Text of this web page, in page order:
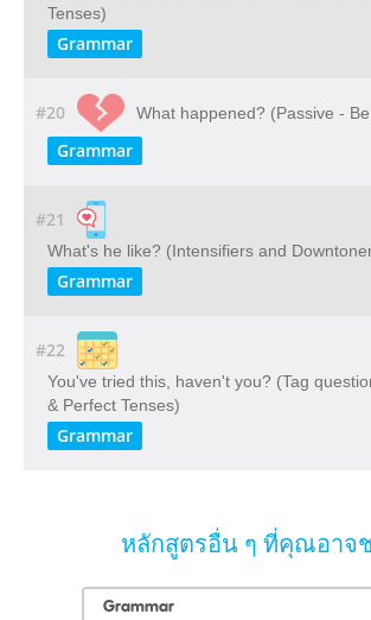
Tenses)
Grammar
#20 What happened? (Passive -
Grammar
#21
What's he like? (Intensifiers and
Grammar
#22
You've tried this, haven't you? (Tag
& Perfect Tenses)
Grammar
หลักสูตรอื่น ๆ ที่คุณอาจ